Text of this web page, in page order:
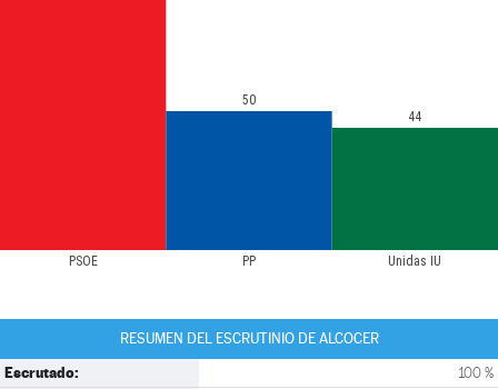
PSOE PP Unidas IU
50
44
RESUMEN DEL ESCRUTINIO DE ALCOCER
Escrutado: 100 %